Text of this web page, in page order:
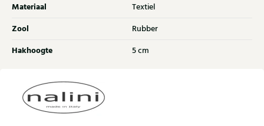
Materiaal Textiel
Zool Rubber
Hakhoogte 5 cm